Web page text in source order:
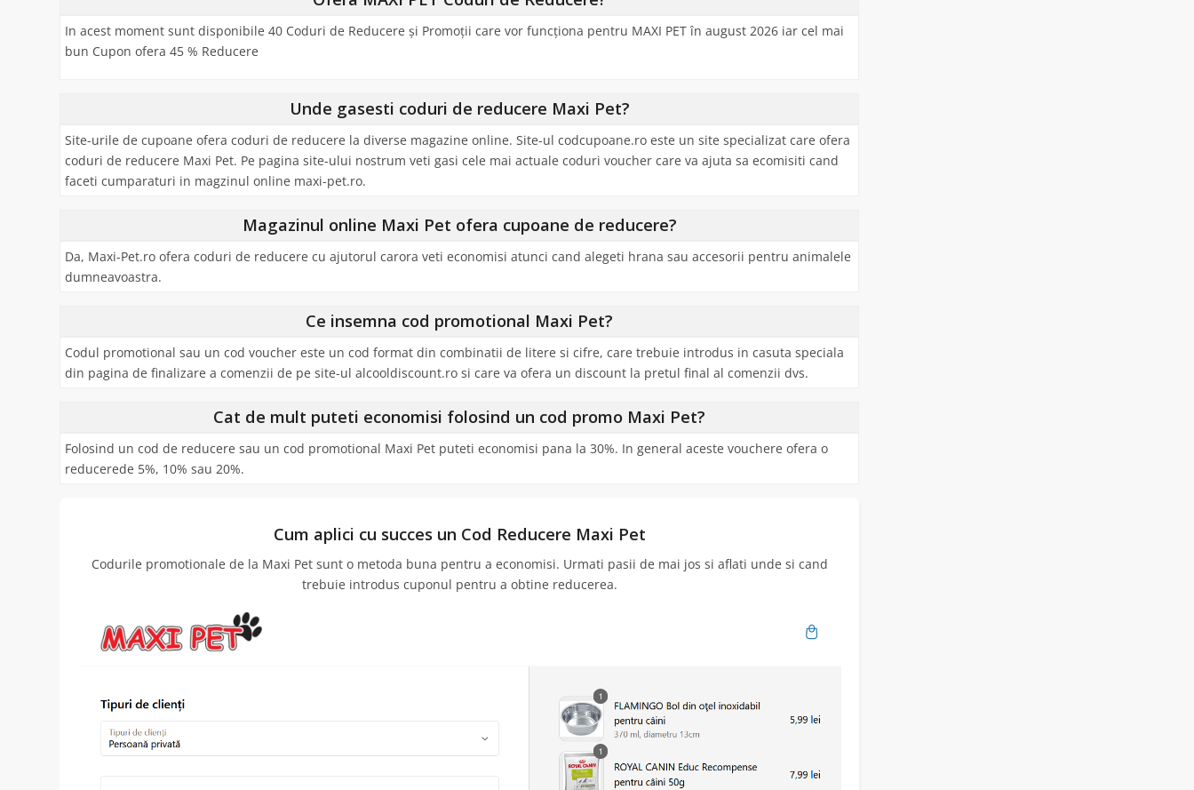
In acest moment sunt disponibile 40 Coduri de Reducere și Promoții care vor funcționa pentru MAXI PET în august 2026 iar cel mai
bun Cupon ofera 45 % Reducere
Unde gasesti coduri de reducere Maxi Pet?
Site-urile de cupoane ofera coduri de reducere la diverse magazine online. Site-ul codcupoane.ro este un site specializat care ofera
coduri de reducere Maxi Pet. Pe pagina site-ului nostrum veti gasi cele mai actuale coduri voucher care va ajuta sa ecomisiti cand
faceti cumparaturi in magzinul online maxi-pet.ro.
Magazinul online Maxi Pet ofera cupoane de reducere?
Da, Maxi-Pet.ro ofera coduri de reducere cu ajutorul carora veti economisi atunci cand alegeti hrana sau accesorii pentru animalele
dumneavoastra.
Ce insemna cod promotional Maxi Pet?
Codul promotional sau un cod voucher este un cod format din combinatii de litere si cifre, care trebuie introdus in casuta speciala
din pagina de finalizare a comenzii de pe site-ul alcooldiscount.ro si care va ofera un discount la pretul final al comenzii dvs.
Cat de mult puteti economisi folosind un cod promo Maxi Pet?
Folosind un cod de reducere sau un cod promotional Maxi Pet puteti economisi pana la 30%. In general aceste vouchere ofera o
reducerede 5%, 10% sau 20%.
Cum aplici cu succes un Cod Reducere Maxi Pet
Codurile promotionale de la Maxi Pet sunt o metoda buna pentru a economisi. Urmati pasii de mai jos si aflati unde si cand
trebuie introdus cuponul pentru a obtine reducerea.